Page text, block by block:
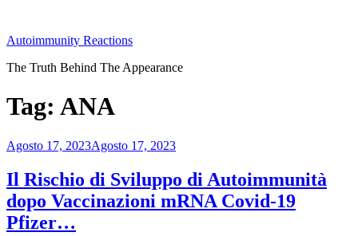
contenuto
Autoimmunity Reactions
The Truth Behind The Appearance
Tag: ANA
Pubblicato
Agosto 17, 2023Agosto 17, 2023
Il Rischio di Sviluppo di Autoimmunità
dopo Vaccinazioni mRNA Covid-19
Pfizer…